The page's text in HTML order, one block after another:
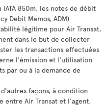
850m, les notes de débit
Debit Memos, ADM)
légitime pour Air Transat,
dans le but de collecter
les transactions effectuées
l'émission et l'utilisation
par ou à la demande de
façons, à condition
entre Air Transat et l'agent.